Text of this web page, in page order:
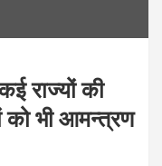
राज्यों की
को भी आमन्त्रण